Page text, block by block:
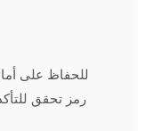
للحفاظ على